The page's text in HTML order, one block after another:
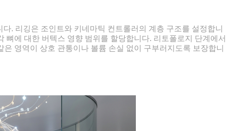
. 리깅은 조인트와 키네마틱 컨트롤러의 계층 구조를 설정합니
에 대한 버텍스 영향 범위를 할당합니다. 리토폴로지 단계에서
영역이 상호 관통이나 볼륨 손실 없이 구부러지도록 보장합니